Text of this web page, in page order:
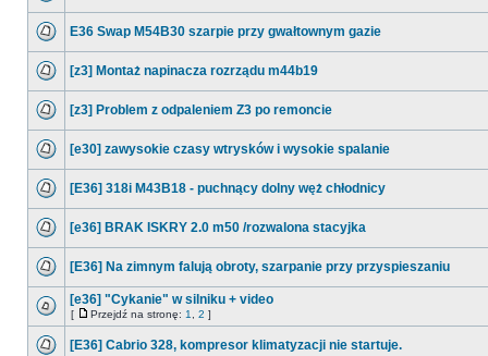
E36 Swap M54B30 szarpie przy gwałtownym gazie
[z3] Montaż napinacza rozrządu m44b19
[z3] Problem z odpaleniem Z3 po remoncie
[e30] zawysokie czasy wtrysków i wysokie spalanie
[E36] 318i M43B18 - puchnący dolny węż chłodnicy
[e36] BRAK ISKRY 2.0 m50 /rozwalona stacyjka
[E36] Na zimnym falują obroty, szarpanie przy przyspieszaniu
[e36] "Cykanie" w silniku + video
[ Przejdź na stronę: 1 2 ]
[E36] Cabrio 328, kompresor klimatyzacji nie startuje.